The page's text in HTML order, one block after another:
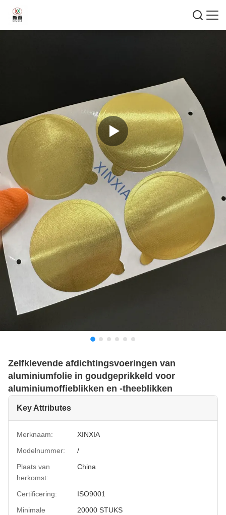
Zelfklevende afdichtingsvoeringen van
aluminiumfolie in goudgeprikkeld voor
aluminiumoffieblikken en -theeblikken
Key Attributes
Merknaam:
XINXIA
Modelnummer:
/
Plaats van
herkomst:
China
Certificering:
ISO9001
Minimale
20000 STUKS